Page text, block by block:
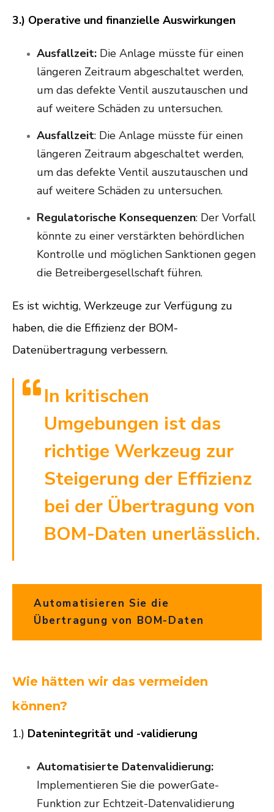
3.) Operative und finanzielle Auswirkungen
Ausfallzeit: Die Anlage müsste für einen
längeren Zeitraum abgeschaltet werden,
um das defekte Ventil auszutauschen und
auf weitere Schäden zu untersuchen.
Ausfallzeit: Die Anlage müsste für einen
längeren Zeitraum abgeschaltet werden,
um das defekte Ventil auszutauschen und
auf weitere Schäden zu untersuchen.
Regulatorische Konsequenzen: Der Vorfall
könnte zu einer verstärkten behördlichen
Kontrolle und möglichen Sanktionen gegen
die Betreibergesellschaft führen.
Es ist wichtig, Werkzeuge zur Verfügung zu
haben, die die Effizienz der BOM-
Datenübertragung verbessern.
In kritischen
Umgebungen ist das
richtige Werkzeug zur
Steigerung der Effizienz
bei der Übertragung von
BOM-Daten unerlässlich.
Automatisieren Sie die
Übertragung von BOM-Daten
Wie hätten wir das vermeiden
können?
1.) Datenintegrität und -validierung
Automatisierte Datenvalidierung:
Implementieren Sie die powerGate-
Funktion zur Echtzeit-Datenvalidierung